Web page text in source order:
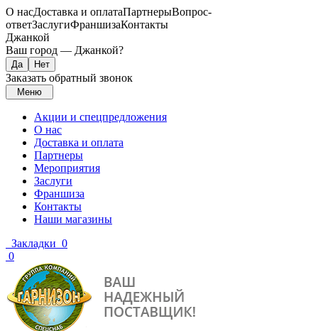
О насДоставка и оплатаПартнерыВопрос-
ответЗаслугиФраншизаКонтакты
Джанкой
Ваш город — Джанкой?
Заказать обратный звонок
Меню
Акции и спецпредложения
О нас
Доставка и оплата
Партнеры
Мероприятия
Заслуги
Франшиза
Контакты
Наши магазины
Закладки 0
0